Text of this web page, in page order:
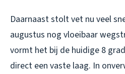
Daarnaast stolt vet nu veel
augustus nog vloeibaar
vormt het bij de huidige 8
direct een vaste laag. In